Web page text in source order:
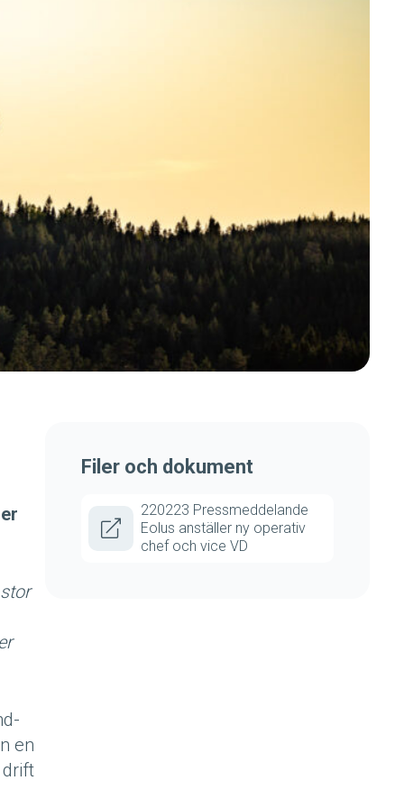
en
drift
Filer och dokument
220223 Pressmeddelande
Eolus anställer ny operativ
chef och vice VD